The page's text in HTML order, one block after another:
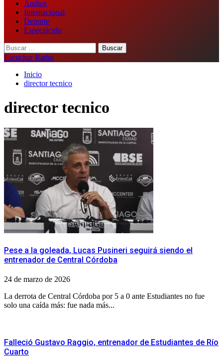
Audios
Internacional
Deporte
Espectáculo
Buscar:
Escuchar Radio
Inicio
director tecnico
director tecnico
Pese a la goleada, Lucas Pusineri seguirá siendo el
entrenador de Central Córdoba
24 de marzo de 2026
La derrota de Central Córdoba por 5 a 0 ante Estudiantes no fue
solo una caída más: fue nada más...
Falleció Gustavo Raggio, entrenador de Estudiantes de Río
Cuarto